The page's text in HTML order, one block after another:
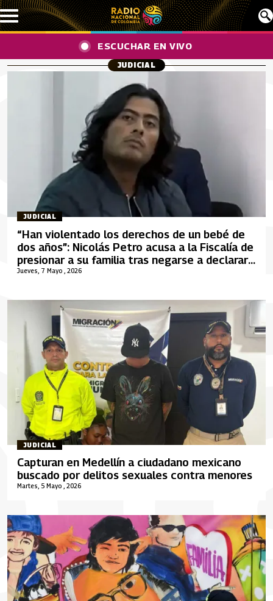
Pasar al contenido principal
ESCUCHAR EN VIVO
JUDICIAL
JUDICIAL
Jueves, 7 Mayo , 2026
“Han violentado los derechos de un bebé de
dos años”: Nicolás Petro acusa a la Fiscalía de
presionar a su familia tras negarse a declarar
contra el presidente
JUDICIAL
Martes, 5 Mayo , 2026
Capturan en Medellín a ciudadano mexicano
buscado por delitos sexuales contra menores